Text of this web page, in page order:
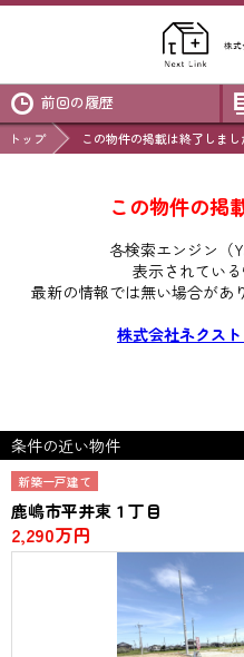
前回の履歴
トップ この物件の掲載は終了しまし
この物件の掲
各検索エンジン（
表示されている
最新の情報では無い場合があ
株式会社ネクス
条件の近い物件
新築一戸建て
鹿嶋市平井東１丁目
2,290万円